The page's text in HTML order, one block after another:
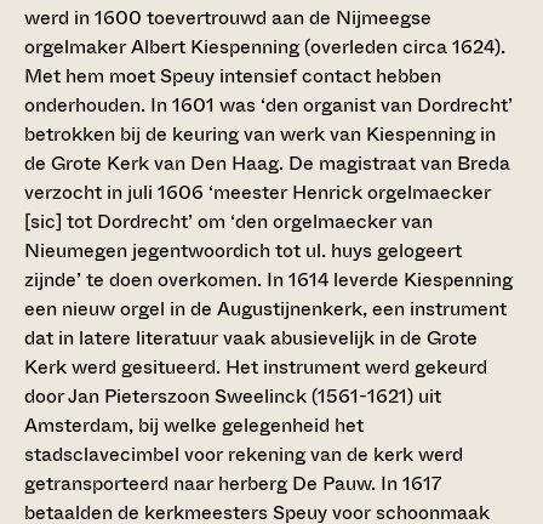
werd in 1600 toevertrouwd aan de Nijmeegse
orgelmaker Albert Kiespenning (overleden circa 1624).
Met hem moet Speuy intensief contact hebben
onderhouden. In 1601 was ‘den organist van Dordrecht’
betrokken bij de keuring van werk van Kiespenning in
de Grote Kerk van Den Haag. De magistraat van Breda
verzocht in juli 1606 ‘meester Henrick orgelmaecker
[sic] tot Dordrecht’ om ‘den orgelmaecker van
Nieumegen jegentwoordich tot ul. huys gelogeert
zijnde’ te doen overkomen. In 1614 leverde Kiespenning
een nieuw orgel in de Augustijnenkerk, een instrument
dat in latere literatuur vaak abusievelijk in de Grote
Kerk werd gesitueerd. Het instrument werd gekeurd
door Jan Pieterszoon Sweelinck (1561-1621) uit
Amsterdam, bij welke gelegenheid het
stadsclavecimbel voor rekening van de kerk werd
getransporteerd naar herberg De Pauw. In 1617
betaalden de kerkmeesters Speuy voor schoonmaak